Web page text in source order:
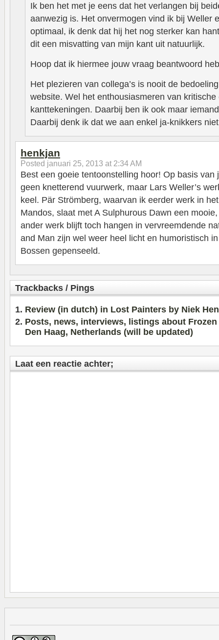
Ik ben het met je eens dat het verlangen bij
aanwezig is. Het onvermogen vind ik bij Weller
optimaal, ik denk dat hij het nog sterker kan
dit een misvatting van mijn kant uit natuurlijk.
Hoop dat ik hiermee jouw vraag beantwoord
Het plezieren van collega’s is nooit de
website. Wel het enthousiasmeren van
kanttekeningen. Daarbij ben ik ook maar
Daarbij denk ik dat we aan enkel ja-knikkers
henkjan
Posted januari 25, 2013 at 2:34 AM
Best een goeie tentoonstelling hoor! Op basis van
geen knetterend vuurwerk, maar Lars Weller’s
keel. Pär Strömberg, waarvan ik eerder werk in
Mandos, slaat met A Sulphurous Dawn een
ander werk blijft toch hangen in vervreemdende
and Man zijn wel weer heel licht en humoristisch
Bossen gepenseeld.
Trackbacks / Pings
Review (in dutch) in Lost Painters by Niek
Posts, news, interviews, listings about Frozen
Den Haag, Netherlands (will be updated)
Laat een reactie achter;